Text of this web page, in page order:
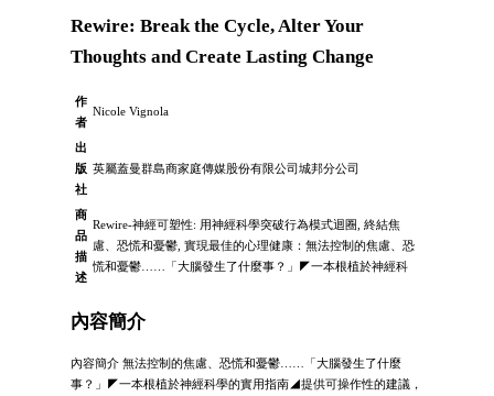
Rewire: Break the Cycle, Alter Your
Thoughts and Create Lasting Change
作
者
Nicole Vignola
出
版
社
英屬蓋曼群島商家庭傳媒股份有限公司城邦分公司
商
品
描
述
Rewire-神經可塑性: 用神經科學突破行為模式迴圈, 終結焦
慮、恐慌和憂鬱, 實現最佳的心理健康：無法控制的焦慮、恐
慌和憂鬱……「大腦發生了什麼事？」◤一本根植於神經科
內容簡介
內容簡介 無法控制的焦慮、恐慌和憂鬱……「大腦發生了什麼
事？」◤一本根植於神經科學的實用指南◢提供可操作性的建議，